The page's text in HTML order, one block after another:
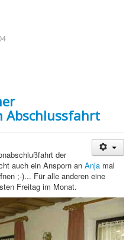
Abschlussfahrt
der
auch ein Ansporn an Anja mal
;-)... Für alle anderen eine
Freitag im Monat.